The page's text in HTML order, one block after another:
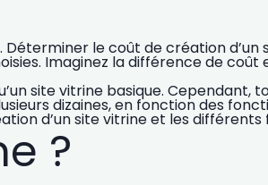
le coût de création
Imaginez la différence de
site vitrine basique. Cependant,
dizaines, en fonction des
d’un site vitrineet les différents
?